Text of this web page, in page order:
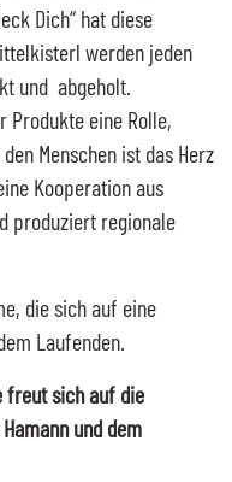
Dich“ hat diese
werden jeden
und abgeholt.
Produkte eine Rolle,
Menschen ist das Herz
Kooperation aus
produziert regionale
die sich auf eine
Laufenden.
freut sich auf die
und dem